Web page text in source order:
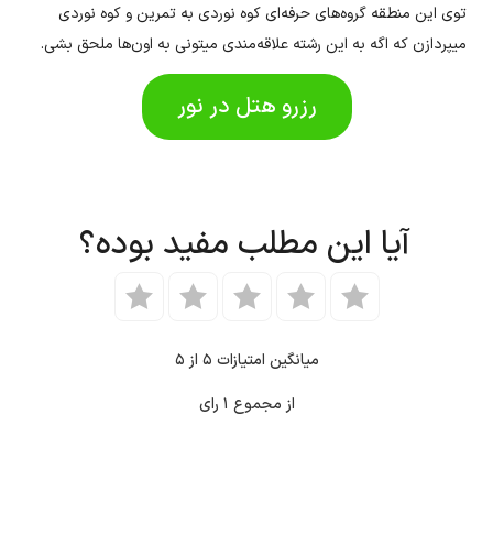
توی این منطقه گروه‌های حرفه‌ای کوه نوردی به تمرین و کوه نوردی
میپردازن که اگه به این رشته علاقه‌مندی میتونی به اون‌ها ملحق بشی.
رزرو هتل در نور
آیا این مطلب مفید بوده؟
میانگین امتیازات ۵ از ۵
از مجموع ۱ رای